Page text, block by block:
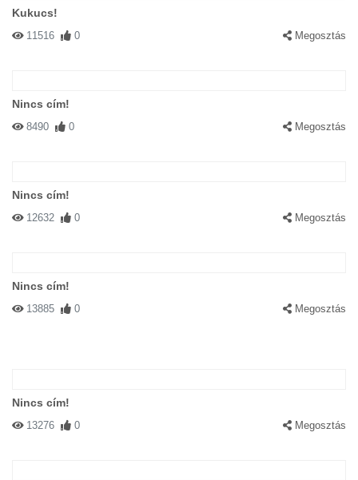
Kukucs!
11516 0 Megosztás
Nincs cím!
8490 0 Megosztás
Nincs cím!
12632 0 Megosztás
Nincs cím!
13885 0 Megosztás
Nincs cím!
13276 0 Megosztás